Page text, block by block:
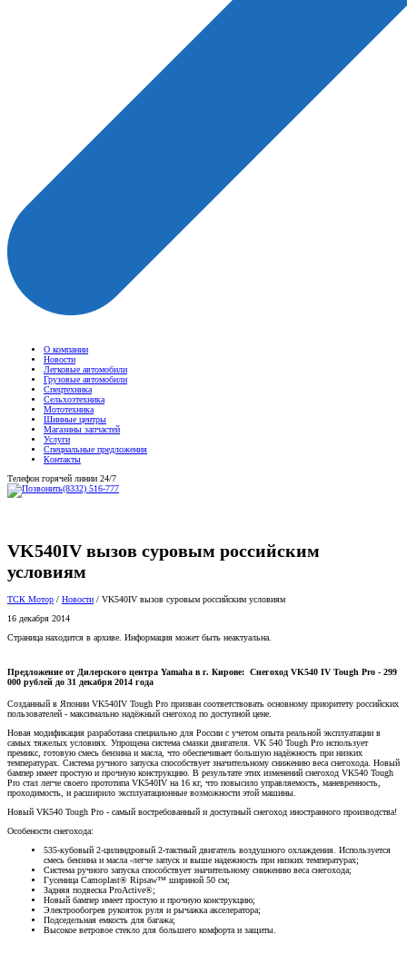
Новости
Легковые автомобили
Грузовые автомобили
Спецтехника
Сельхозтехника
Мототехника
Шинные центры
Магазины запчастей
Услуги
Специальные предложения
Контакты
Телефон горячей линии 24/7
(8332) 516-777
условиям
ТСК Мотор
16 декабря 2014
Страница находится в архиве. Информация может быть неактуальна.
000 рублей до 31 декабря 2014 года
Созданный в Японии VK540IV Tough Pro призван соответствовать основному приоритету российских
пользователей - максимально надёжный снегоход по доступной цене.
Новая модификация разработана специально для России с учетом опыта реальной эксплуатации в
самых тяжелых условиях. Упрощена система смазки двигателя. VK 540 Tough Pro использует
премикс, готовую смесь бензина и масла, что обеспечивает большую надёжность при низких
температурах. Система ручного запуска способствует значительному снижению веса снегохода. Новый
бампер имеет простую и прочную конструкцию. В результате этих изменений снегоход VK540 Tough
Pro стал легче своего прототипа VK540IV на 16 кг, что повысило управляемость, маневренность,
проходимость, и расширило эксплуатационные возможности этой машины.
Новый VK540 Tough Pro - самый востребованный и доступный снегоход иностранного производства!
Особености снегохода:
535-кубовый 2-цилиндровый 2-тактный двигатель воздушного охлаждения. Используется
смесь бензина и масла -легче запуск и выше надежность при низких температурах;
Система ручного запуска способствует значительному снижению веса снегохода;
Гусеница Camoplast® Ripsaw™ шириной 50 см;
Задняя подвеска ProActive®;
Новый бампер имеет простую и прочную конструкцию;
Электрообогрев рукояток руля и рычажка акселератора;
Подседельная емкость для багажа;
Высокое ветровое стекло для большего комфорта и защиты.